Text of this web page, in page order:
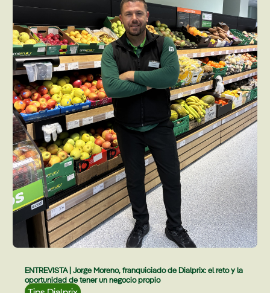
ENTREVISTA | Jorge Moreno, franquiciado de Dialprix: el reto y la
oportunidad de tener un negocio propio